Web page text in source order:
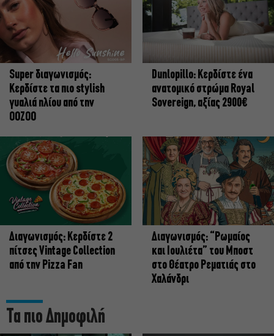
Super διαγωνισμός:
Κερδίστε τα πιο stylish
γυαλιά ηλίου από την
OOZOO
Dunlopillo: Κερδίστε ένα
ανατομικό στρώμα Royal
Sovereign, αξίας 2900€
Διαγωνισμός: Κερδίστε 2
πίτσες Vintage Collection
από την Pizza Fan
Διαγωνισμός: “Ρωμαίος
και Ιουλιέτα” του Μποστ
στο Θέατρο Ρεματιάς στο
Χαλάνδρι
Τα πιο Δημοφιλή